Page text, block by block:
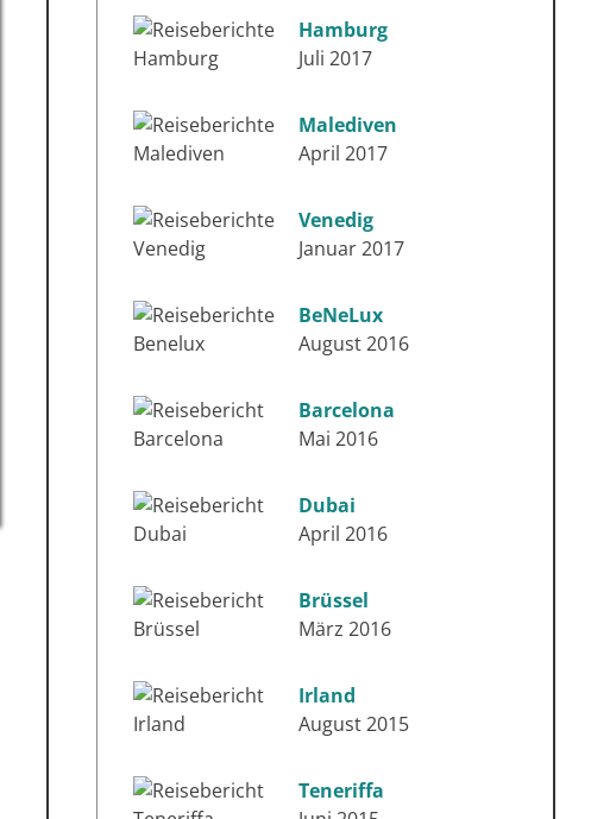
Hamburg
Juli 2017
Malediven
April 2017
Venedig
Januar 2017
BeNeLux
August 2016
Barcelona
Mai 2016
Dubai
April 2016
Brüssel
März 2016
Irland
August 2015
Teneriffa